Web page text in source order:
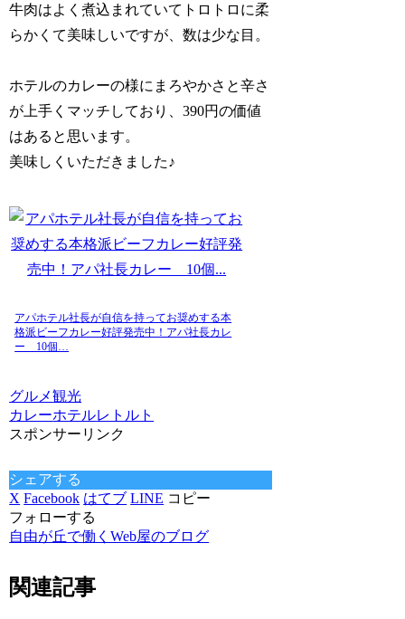
牛肉はよく煮込まれていてトロトロに柔
らかくて美味しいですが、数は少な目。
ホテルのカレーの様にまろやかさと辛さ
が上手くマッチしており、390円の価値
はあると思います。
美味しくいただきました♪
アパホテル社長が自信を持ってお奨めする本
格派ビーフカレー好評発売中！アパ社長カレ
ー 10個…
グルメ観光
カレーホテルレトルト
スポンサーリンク
シェアする
X Facebook はてブ LINE コピー
フォローする
自由が丘で働くWeb屋のブログ
関連記事